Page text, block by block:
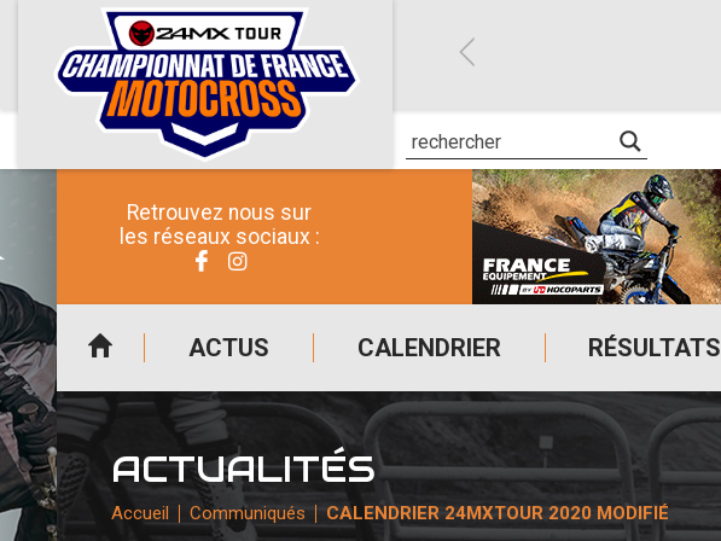
Retrouvez nous sur
les réseaux sociaux :
ACTUS CALENDRIER RÉSULTATS
ACTUALITÉS
Accueil Communiqués CALENDRIER 24MXTOUR 2020 MODIFIÉ